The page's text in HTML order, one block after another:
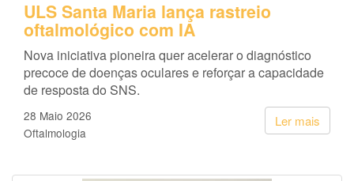
ULS Santa Maria lança rastreio
oftalmológico com IA
Nova iniciativa pioneira quer acelerar o diagnóstico
precoce de doenças oculares e reforçar a capacidade
de resposta do SNS.
Ler mais
28 Maio 2026
Oftalmologia